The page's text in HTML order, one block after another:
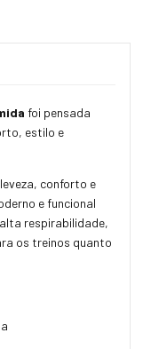
foi pensada
estilo e
conforto e
e funcional
respirabilidade,
os treinos quanto